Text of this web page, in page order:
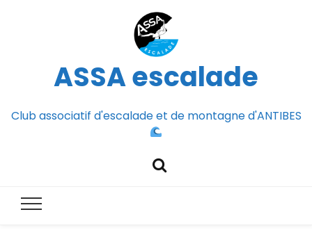
ASSA escalade
Club associatif d'escalade et de montagne d'ANTIBES